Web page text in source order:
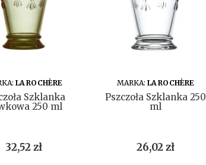
DO KOSZYKA
LA ROCHÈRE
Szklanka
250 ml
Cena
32,52 zł
DO KOSZYKA
MARKA: LA ROCHÈRE
Pszczoła Szklanka 250
ml
Cena
26,02 zł